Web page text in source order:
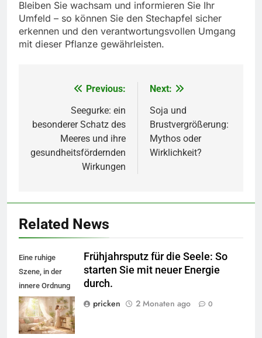
Bleiben Sie wachsam und informieren Sie Ihr
Umfeld – so können Sie den Stechapfel sicher
erkennen und den verantwortungsvollen Umgang
mit dieser Pflanze gewährleisten.
Beitragsnavigation
Previous:
Seegurke: ein
besonderer Schatz des
Meeres und ihre
gesundheitsfördernden
Wirkungen
Next:
Soja und
Brustvergrößerung:
Mythos oder
Wirklichkeit?
Related News
Eine ruhige
Szene, in der
innere Ordnung
und Sonnenlicht
neue Energie
freisetzen.
Frühjahrsputz für die Seele: So
starten Sie mit neuer Energie
durch.
pricken
2 Monaten ago 0